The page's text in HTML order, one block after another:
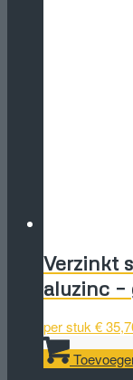
Verzinkt
aluzinc –
per stuk€